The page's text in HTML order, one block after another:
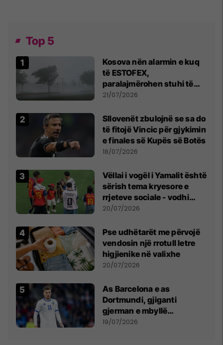
Top 5
Kosova nën alarmin e kuq
të ESTOFEX,
paralajmërohen stuhi të
fuqishme me breshër dhe
21/07/2026
Sllovenët zbulojnë se sa do
të fitojë Vincic për gjykimin
e finales së Kupës së Botës
18/07/2026
Vëllai i vogël i Yamalit është
sërish tema kryesore e
rrjeteve sociale - vodhi
vëmendjen pas finales së
20/07/2026
Pse udhëtarët me përvojë
vendosin një rrotull letre
higjienike në valixhe
20/07/2026
As Barcelona e as
Dortmundi, gjiganti
gjerman e mbyllë
marrëveshjen për Fisnik
19/07/2026